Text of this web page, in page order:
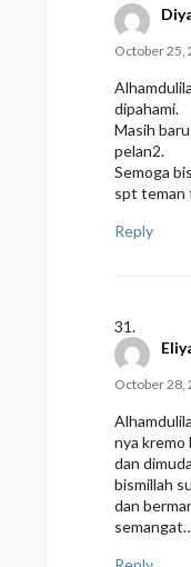
October 25,
dipahami.
Masih
pelan2.
Semoga
spt teman
Reply
October 28,
nya kremo
dan
bismillah
dan